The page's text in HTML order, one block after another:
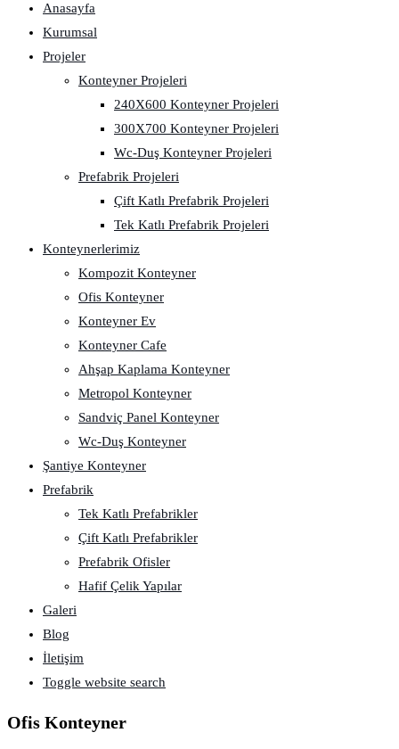
Anasayfa
Kurumsal
Projeler
Konteyner Projeleri
240X600 Konteyner Projeleri
300X700 Konteyner Projeleri
Wc-Duş Konteyner Projeleri
Prefabrik Projeleri
Çift Katlı Prefabrik Projeleri
Tek Katlı Prefabrik Projeleri
Konteynerlerimiz
Kompozit Konteyner
Ofis Konteyner
Konteyner Ev
Konteyner Cafe
Ahşap Kaplama Konteyner
Metropol Konteyner
Sandviç Panel Konteyner
Wc-Duş Konteyner
Şantiye Konteyner
Prefabrik
Tek Katlı Prefabrikler
Çift Katlı Prefabrikler
Prefabrik Ofisler
Hafif Çelik Yapılar
Galeri
Blog
İletişim
Toggle website search
Ofis Konteyner